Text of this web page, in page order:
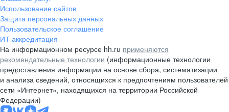
Использование сайтов
Защита персональных данных
Пользовательское соглашение
ИТ аккредитация
На информационном ресурсе hh.ru применяются
рекомендательные технологии (информационные технологии
предоставления информации на основе сбора, систематизации
и анализа сведений, относящихся к предпочтениям пользователей
сети «Интернет», находящихся на территории Российской
Федерации)